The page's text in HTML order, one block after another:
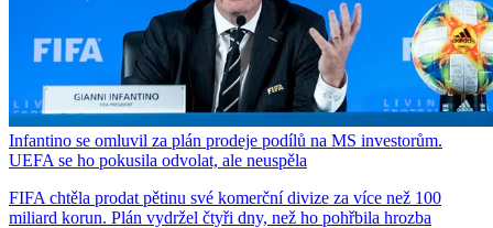
Infantino se omluvil za plán prodeje podílů na MS investorům.
UEFA se ho pokusila odvolat, ale neuspěla
FIFA chtěla prodat pětinu své komerční divize za více než 100
miliard korun. Plán vydržel čtyři dny, než ho pohřbila hrozba